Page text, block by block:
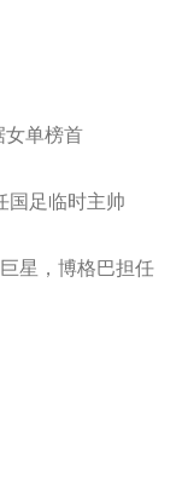
女单榜首
国足临时主帅
星，博格巴担任